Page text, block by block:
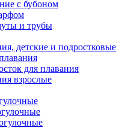
с бубоном
и трубы
детские и подростковые
для плавания
взрослые